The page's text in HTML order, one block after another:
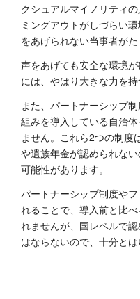
クシュアルマイノリティ
ミングアウトがしづらい
をあげられない当事者がた
声をあげても安全な環境
には、やはり大きな力を持
また、パートナーシップ
組みを導入している自治
ません。これら2つの制度
や遺族年金が認められな
可能性があります。
パートナーシップ制度や
れることで、導入前と比
れませんが、国レベルで
はならないので、十分とは